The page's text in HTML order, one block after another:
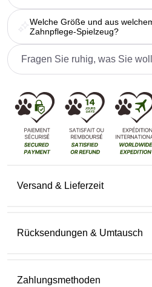
Welche Größe und aus
Zahnpflege-Spielzeug?
Versand & Lieferzeit
Rücksendungen & Umtausch
Zahlungsmethoden